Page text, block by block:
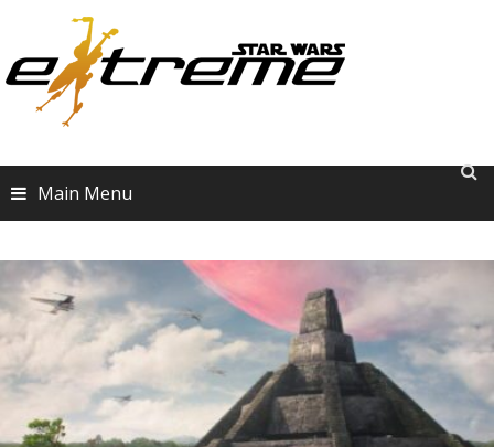
content
Main Menu